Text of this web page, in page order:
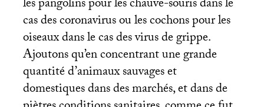
les pangolins pour les chauve-souris dans le
cas des coronavirus ou les cochons pour les
oiseaux dans le cas des virus de grippe.
Ajoutons qu’en concentrant une grande
quantité d’animaux sauvages et
domestiques dans des marchés, et dans de